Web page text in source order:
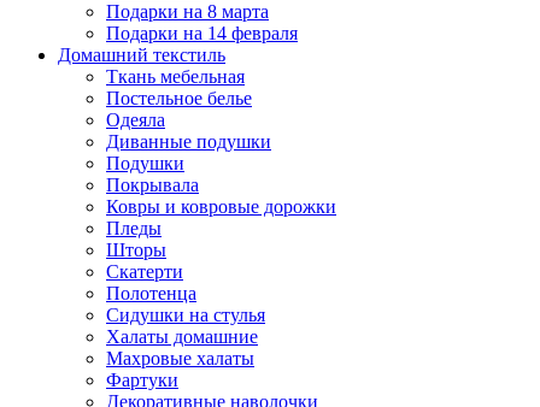
Подарки на 8 марта
Подарки на 14 февраля
Домашний текстиль
Ткань мебельная
Постельное белье
Одеяла
Диванные подушки
Подушки
Покрывала
Ковры и ковровые дорожки
Пледы
Шторы
Скатерти
Полотенца
Сидушки на стулья
Халаты домашние
Махровые халаты
Фартуки
Декоративные наволочки